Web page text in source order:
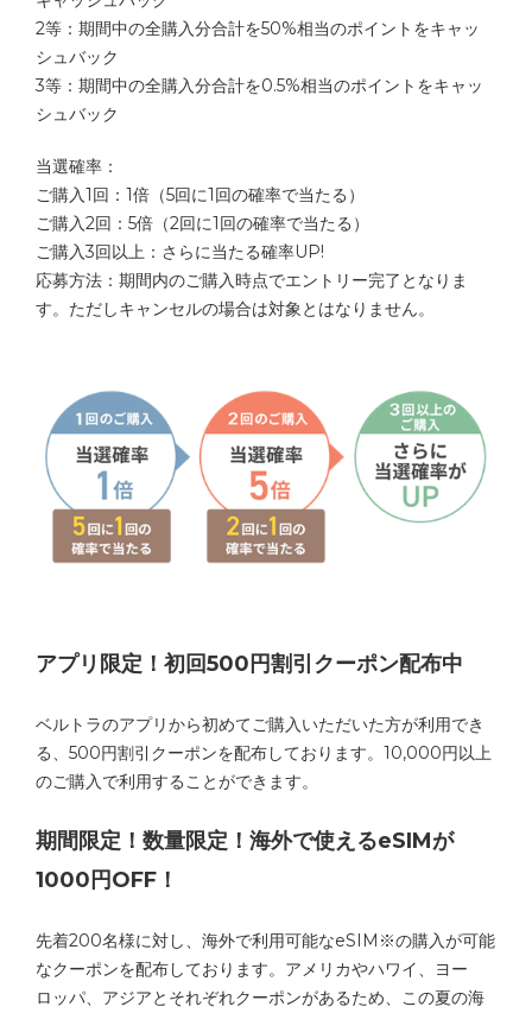
2等：期間中の全購入分合計を50%相当のポイントをキャッ
シュバック
3等：期間中の全購入分合計を0.5%相当のポイントをキャッ
シュバック
当選確率：
ご購入1回：1倍（5回に1回の確率で当たる）
ご購入2回：5倍（2回に1回の確率で当たる）
ご購入3回以上：さらに当たる確率UP!
応募方法：期間内のご購入時点でエントリー完了となりま
す。ただしキャンセルの場合は対象とはなりません。
アプリ限定！初回500円割引クーポン配布中
ベルトラのアプリから初めてご購入いただいた方が利用でき
る、500円割引クーポンを配布しております。10,000円以上
のご購入で利用することができます。
期間限定！数量限定！海外で使えるeSIMが
1000円OFF！
先着200名様に対し、海外で利用可能なeSIM※の購入が可能
なクーポンを配布しております。アメリカやハワイ、ヨー
ロッパ、アジアとそれぞれクーポンがあるため、この夏の海